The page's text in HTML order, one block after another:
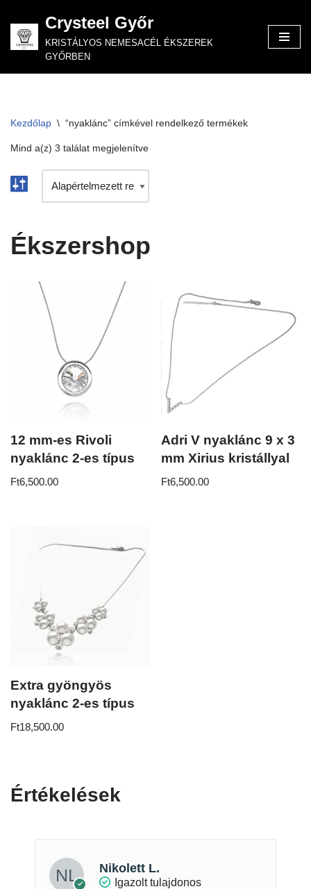
Skip
to
Crysteel Győr
KRISTÁLYOS NEMESACÉL ÉKSZEREK
GYŐRBEN
Kezdőlap \ “nyaklánc” címkével rendelkező termékek
Mind a(z) 3 találat megjelenítve
Ékszershop
12 mm-es Rivoli
nyaklánc 2-es típus
Ft6,500.00
Adri V nyaklánc 9 x 3
mm Xirius kristállyal
Ft6,500.00
Extra gyöngyös
nyaklánc 2-es típus
Ft18,500.00
Értékelések
Nikolett L.
Igazolt tulajdonos